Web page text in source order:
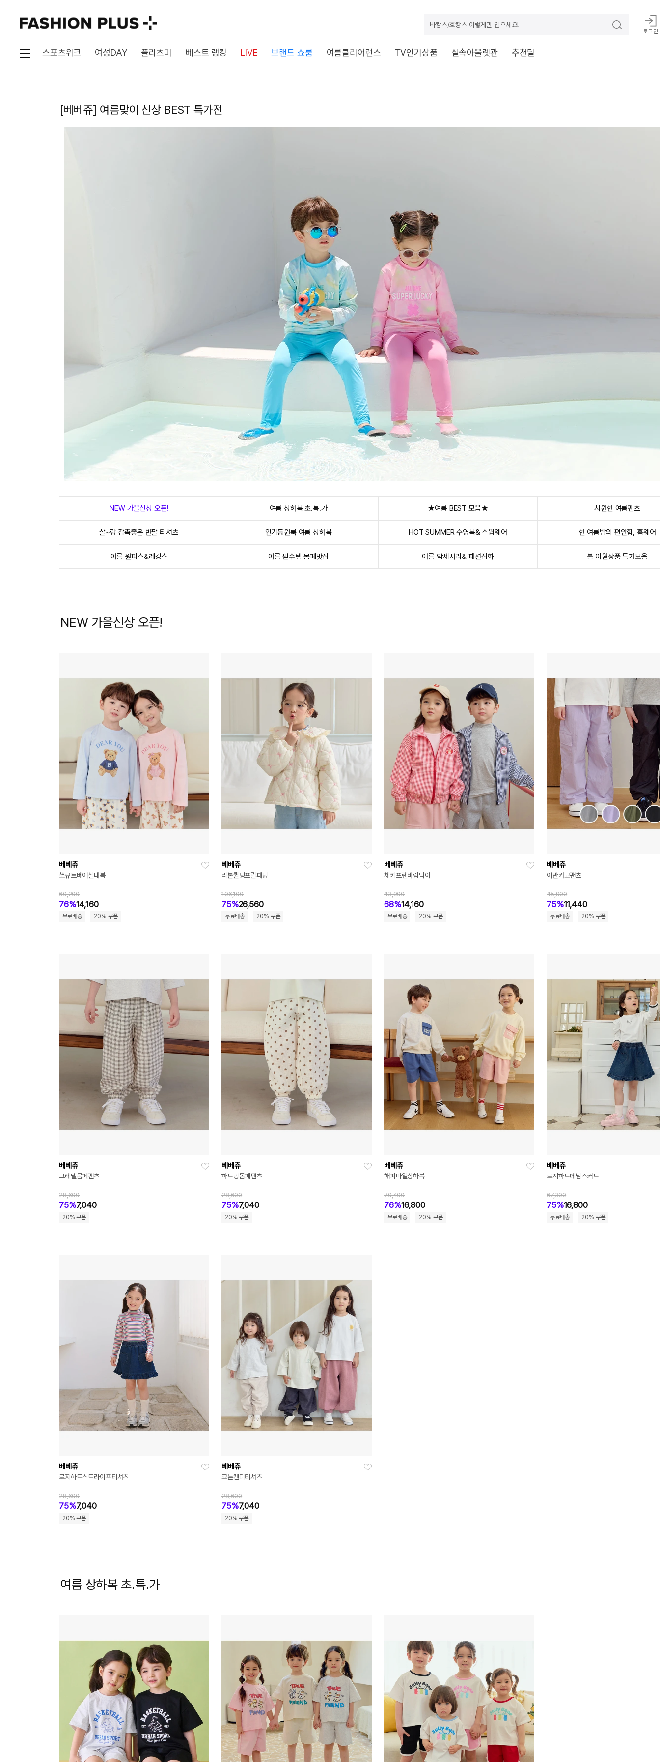
바캉스/호캉스 이렇게만 입으세요!
로그인
스포츠위크 여성DAY 플리츠미 베스트 랭킹 LIVE 브랜드 쇼룸 여름클리어런스 TV인기상품 실속아울렛관 추천딜
[베베쥬] 여름맞이 신상 BEST 특가전
NEW 가을신상 오픈! 여름 상하복 초.특.가 ★여름 BEST 모음★ 시원한 여름팬츠
살~랑 감촉좋은 반팔 티셔츠 인기등원룩 여름 상하복 HOT SUMMER 수영복& 스윔웨어 한 여름밤의 편안함, 홈웨어
여름 원피스&레깅스 여름 필수템 몸페맛집 여름 악세서리& 패션잡화 봄 이월상품 특가모음
NEW 가을신상 오픈!
베베쥬
쏘큐트베어실내복
60,200
76%14,160
무료배송 20% 쿠폰
베베쥬
리본퀼팅프릴패딩
106,100
75%26,560
무료배송 20% 쿠폰
베베쥬
체키프렌바람막이
43,900
68%14,160
무료배송 20% 쿠폰
베베쥬
어반카고팬츠
45,900
75%11,440
무료배송 20% 쿠폰
베베쥬
그레텔몸페팬츠
28,600
75%7,040
20% 쿠폰
베베쥬
하트링몸페팬츠
28,600
75%7,040
20% 쿠폰
베베쥬
해피마일상하복
70,400
76%16,800
무료배송 20% 쿠폰
베베쥬
로지하트데님스커트
67,300
75%16,800
무료배송 20% 쿠폰
베베쥬
로지하트스트라이프티셔츠
28,600
75%7,040
20% 쿠폰
베베쥬
코튼캔디티셔츠
28,600
75%7,040
20% 쿠폰
여름 상하복 초.특.가